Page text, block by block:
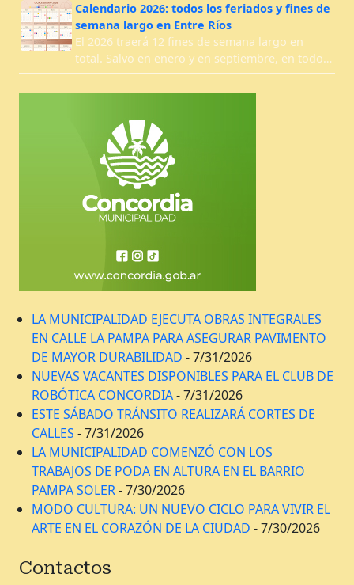
Calendario 2026: todos los feriados y fines de
semana largo en Entre Ríos
El 2026 traerá 12 fines de semana largo en
total. Salvo en enero y en septiembre, en todo…
LA MUNICIPALIDAD EJECUTA OBRAS INTEGRALES
EN CALLE LA PAMPA PARA ASEGURAR PAVIMENTO
DE MAYOR DURABILIDAD - 7/31/2026
NUEVAS VACANTES DISPONIBLES PARA EL CLUB DE
ROBÓTICA CONCORDIA- 7/31/2026
ESTE SÁBADO TRÁNSITO REALIZARÁ CORTES DE
CALLES - 7/31/2026
LA MUNICIPALIDAD COMENZÓ CON LOS
TRABAJOS DE PODA EN ALTURA EN EL BARRIO
PAMPA SOLER- 7/30/2026
MODO CULTURA: UN NUEVO CICLO PARA VIVIR EL
ARTE EN EL CORAZÓN DE LA CIUDAD - 7/30/2026
Contactos